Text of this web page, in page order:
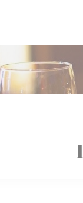
sui cookie